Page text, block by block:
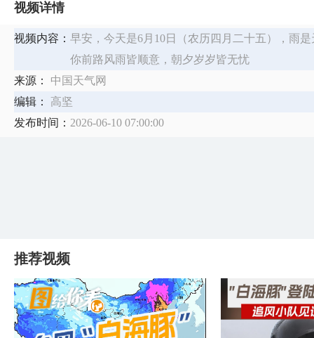
视频详情
视频内容： 早安，今天是6月10日（农历四月二十五），雨
你前路风雨皆顺意，朝夕岁岁皆无忧
来源：
中国天气网
编辑：
高坚
发布时间： 2026-06-10 07:00:00
推荐视频